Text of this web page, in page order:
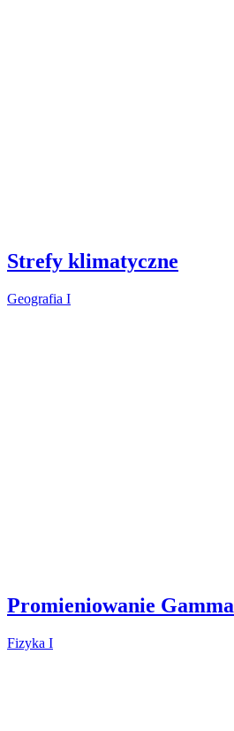
Strefy klimatyczne
Geografia I
Promieniowanie Gamma
Fizyka I